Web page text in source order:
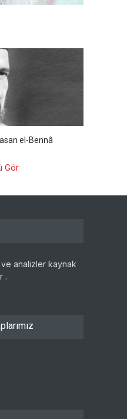
el-Bennâ
Gör
analizler kaynak
.